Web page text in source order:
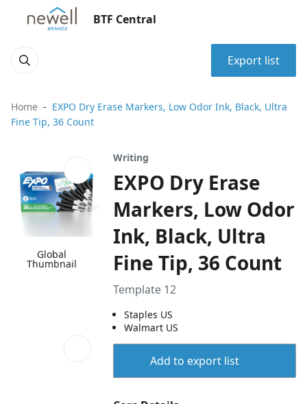
BTF Central
Export list
Home
EXPO Dry Erase Markers, Low Odor Ink, Black, Ultra
Fine Tip, 36 Count
Global
Thumbnail
Writing
EXPO Dry Erase
Markers, Low Odor
Ink, Black, Ultra
Fine Tip, 36 Count
Template 12
Staples US
Walmart US
Add to export list